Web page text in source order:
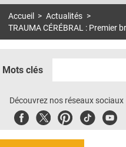
S'ABONNER À LA REVUE SOIN À
DOSSIERS
E-REVUE SAD
Accueil > Actualités >
TRAUMA CÉRÉBRAL : Premier
Mots clés
Découvrez nos réseaux sociaux
FacebookTwitterPinterest
Tiktok